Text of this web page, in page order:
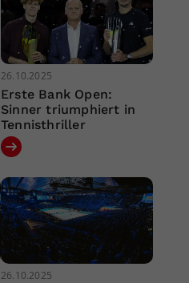
26.10.2025
Erste Bank Open:
Sinner triumphiert in
Tennisthriller
26.10.2025